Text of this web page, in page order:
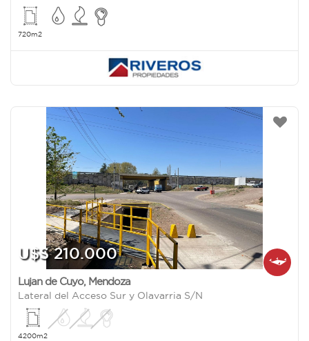
720m2
U$S 210.000
Lujan de Cuyo, Mendoza
Lateral del Acceso Sur y Olavarria S/N
4200m2